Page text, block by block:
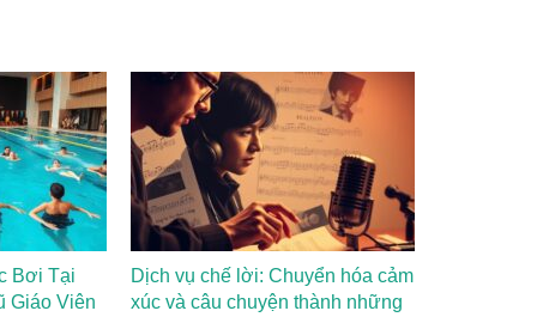
Bơi Tại
Giáo Viên
Dịch vụ chế lời: Chuyển hóa cảm
xúc và câu chuyện thành những